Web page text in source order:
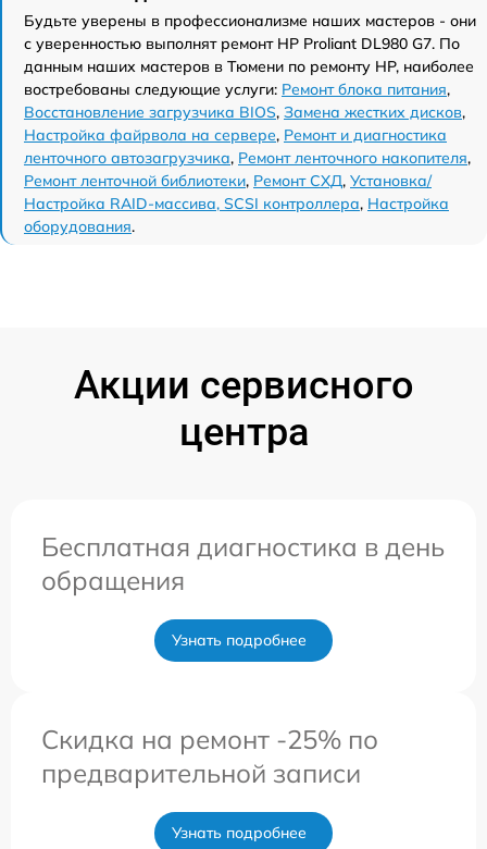
Будьте уверены в профессионализме наших мастеров - они
с уверенностью выполнят ремонт HP Proliant DL980 G7. По
данным наших мастеров в Тюмени по ремонту HP, наиболее
востребованы следующие услуги: Ремонт блока питания,
Восстановление загрузчика BIOS, Замена жестких дисков,
Настройка файрвола на сервере, Ремонт и диагностика
ленточного автозагрузчика, Ремонт ленточного накопителя,
Ремонт ленточной библиотеки, Ремонт СХД, Установка/
Настройка RAID-массива, SCSI контроллера, Настройка
оборудования.
Акции сервисного
центра
Бесплатная диагностика в день
обращения
Узнать подробнее
Скидка на ремонт -25% по
предварительной записи
Узнать подробнее